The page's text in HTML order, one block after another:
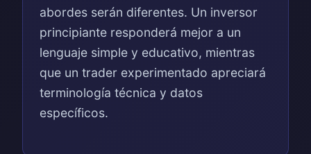
abordes serán diferentes. Un inversor
principiante responderá mejor a un
lenguaje simple y educativo, mientras
que un trader experimentado apreciará
terminología técnica y datos
específicos.